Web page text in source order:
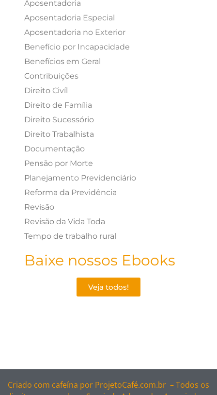
Aposentadoria
Aposentadoria Especial
Aposentadoria no Exterior
Benefício por Incapacidade
Benefícios em Geral
Contribuições
Direito Civíl
Direito de Família
Direito Sucessório
Direito Trabalhista
Documentação
Pensão por Morte
Planejamento Previdenciário
Reforma da Previdência
Revisão
Revisão da Vida Toda
Tempo de trabalho rural
Baixe nossos Ebooks
Veja todos!
Criado com cafeína por ProjetoCafé.com.br –Todos os